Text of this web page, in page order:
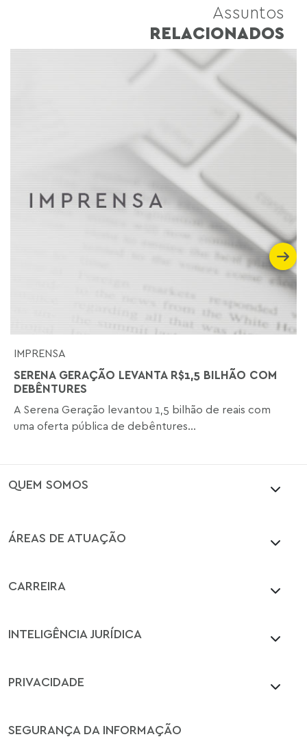
Assuntos
RELACIONADOS
IMPRENSA
SERENA GERAÇÃO LEVANTA R$1,5 BILHÃO COM
DEBÊNTURES
A Serena Geração levantou 1,5 bilhão de reais com
uma oferta pública de debêntures...
QUEM SOMOS
ÁREAS DE ATUAÇÃO
CARREIRA
INTELIGÊNCIA JURÍDICA
PRIVACIDADE
SEGURANÇA DA INFORMAÇÃO